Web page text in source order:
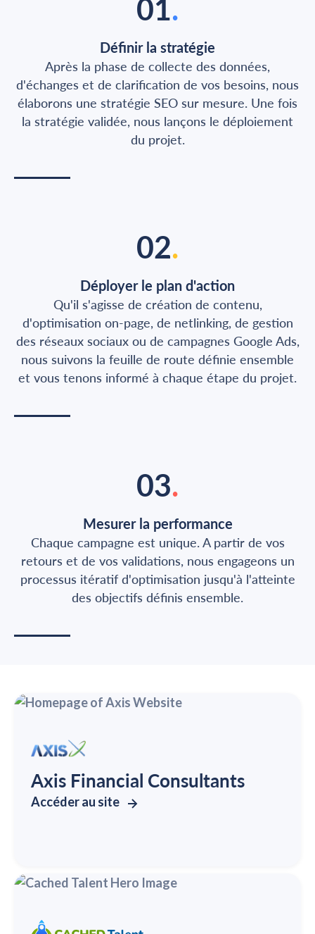
01.
Définir la stratégie
Après la phase de collecte des données,
d'échanges et de clarification de vos besoins, nous
élaborons une stratégie SEO sur mesure. Une fois
la stratégie validée, nous lançons le déploiement
du projet.
02.
Déployer le plan d'action
Qu'il s'agisse de création de contenu,
d'optimisation on-page, de netlinking, de gestion
des réseaux sociaux ou de campagnes Google Ads,
nous suivons la feuille de route définie ensemble
et vous tenons informé à chaque étape du projet.
03.
Mesurer la performance
Chaque campagne est unique. A partir de vos
retours et de vos validations, nous engageons un
processus itératif d'optimisation jusqu'à l'atteinte
des objectifs définis ensemble.
Axis Financial Consultants
Accéder au site